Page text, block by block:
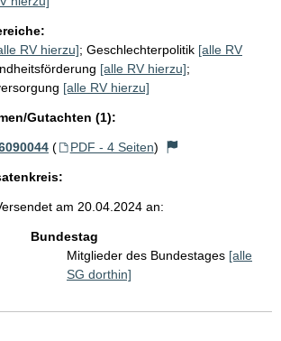
RV hierzu]; Geschlechterpolitik [alle RV
[alle RV hierzu];
[alle RV hierzu]
Gutachten (1):
( PDF - 4 Seiten)
am 20.04.2024 an:
Bundestag
Mitglieder des Bundestages [alle
SG dorthin]